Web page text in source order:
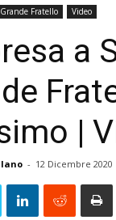
TV
Grande Fratello Video
a
|
- 12 Dicembre 2020